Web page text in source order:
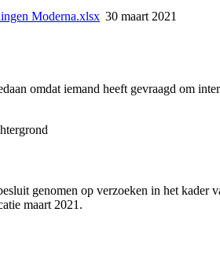
Moderna.xlsx 30 maart 2021
omdat iemand heeft gevraagd om
genomen op verzoeken in het kader
maart 2021.